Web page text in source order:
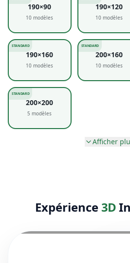
STANDARD
190×90
10modèles
STANDARD
modèles
Afficher
Expérience 3D